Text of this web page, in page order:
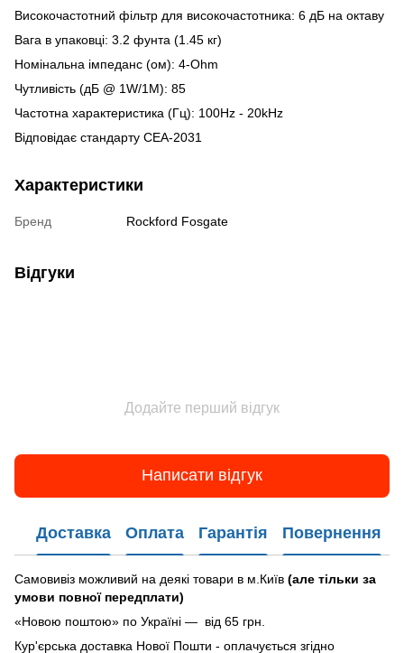
Високочастотний фільтр для високочастотника: 6 дБ на октаву
Вага в упаковці: 3.2 фунта (1.45 кг)
Номінальна імпеданс (ом): 4-Ohm
Чутливість (дБ @ 1W/1M): 85
Частотна характеристика (Гц): 100Hz - 20kHz
Відповідає стандарту CEA-2031
Характеристики
Бренд Rockford Fosgate
Відгуки
Додайте перший відгук
Написати відгук
Доставка Оплата Гарантія Повернення
Самовивіз можливий на деякі товари в м.Київ (але тільки за
умови повної передплати)
«Новою поштою» по Україні — від 65 грн.
Кур'єрська доставка Нової Пошти - оплачується згідно